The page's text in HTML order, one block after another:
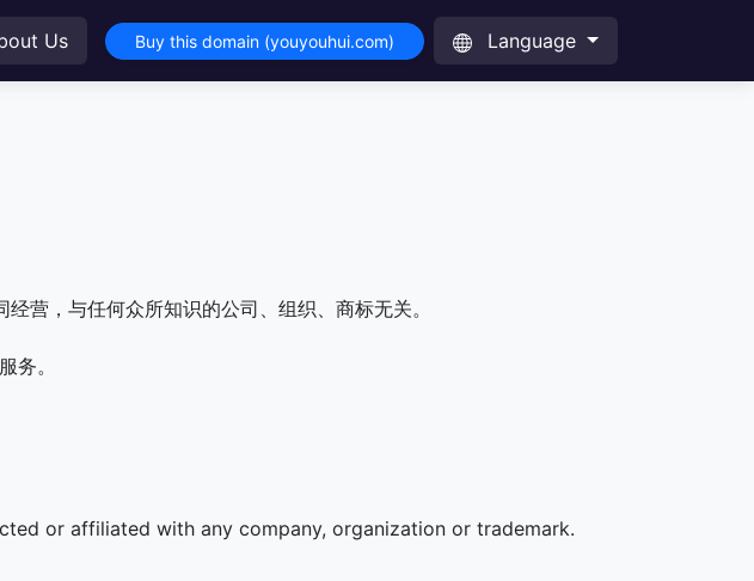
Us Buy this domain (youyouhui.com) Language
营，与任何众所知识的公司、组织、商标无关。
务。
or affiliated with any company, organization or trademark.